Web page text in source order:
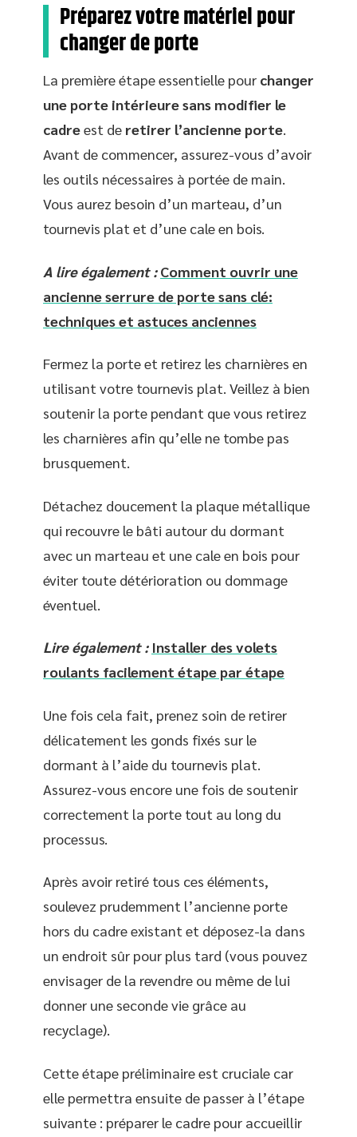
Préparez votre matériel pour
changer de porte
La première étape essentielle pour changer
une porte intérieure sans modifier le
cadreest de retirer l’ancienne porte.
Avant de commencer, assurez-vous d’avoir
les outils nécessaires à portée de main.
Vous aurez besoin d’un marteau, d’un
tournevis plat et d’une cale en bois.
A lire également : Comment ouvrir une
ancienne serrure de porte sans clé:
techniques et astuces anciennes
Fermez la porte et retirez les charnières en
utilisant votre tournevis plat. Veillez à bien
soutenir la porte pendant que vous retirez
les charnières afin qu’elle ne tombe pas
brusquement.
Détachez doucement la plaque métallique
qui recouvre le bâti autour du dormant
avec un marteau et une cale en bois pour
éviter toute détérioration ou dommage
éventuel.
Lire également : Installer des volets
roulants facilement étape par étape
Une fois cela fait, prenez soin de retirer
délicatement les gonds fixés sur le
dormant à l’aide du tournevis plat.
Assurez-vous encore une fois de soutenir
correctement la porte tout au long du
processus.
Après avoir retiré tous ces éléments,
soulevez prudemment l’ancienne porte
hors du cadre existant et déposez-la dans
un endroit sûr pour plus tard (vous pouvez
envisager de la revendre ou même de lui
donner une seconde vie grâce au
recyclage).
Cette étape préliminaire est cruciale car
elle permettra ensuite de passer à l’étape
suivante : préparer le cadre pour accueillir